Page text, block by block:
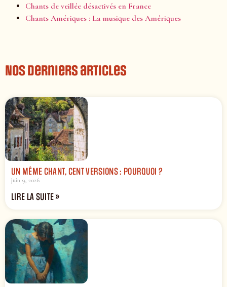
Chants de veillée désactivés en France
Chants Amériques : La musique des Amériques
Nos derniers articles
UN MÊME CHANT, CENT VERSIONS : POURQUOI ?
juin 9, 2026
LIRE LA SUITE »